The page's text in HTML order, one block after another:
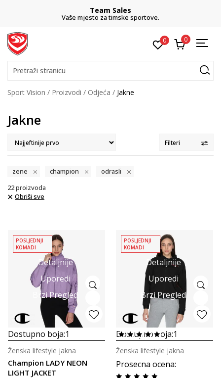
Team Sales
Vaše mjesto za timske sportove.
0 0
Pretraži stranicu
Sport Vision Proizvodi Odjeća Jakne
Jakne
Filteri
zene champion
odrasli
22proizvoda
Obriši sve
Detaljnije
Uporedi
Brzi Pregled
POSLJEDNJI
KOMADI
Dostupno boja:1
Champion LADY NEON
LIGHT JACKET
Ženska lifestyle jakna
Detaljnije
Uporedi
Brzi Pregled
POSLJEDNJI
KOMADI
Dostupno boja:1
Prosecna ocena:
Ženska lifestyle jakna